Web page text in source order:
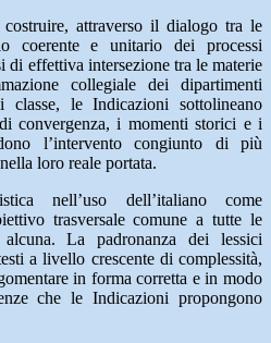
attraverso il dialogo tra le
coerente e unitario dei processi
di effettiva intersezione tra le materie
collegiale dei dipartimenti
le Indicazioni sottolineano
convergenza, i momenti storici e i
l’intervento congiunto di più
loro reale portata.
nell’uso dell’italiano come
trasversale comune a tutte le
alcuna. La padronanza dei lessici
a livello crescente di complessità,
in forma corretta e in modo
che le Indicazioni propongono